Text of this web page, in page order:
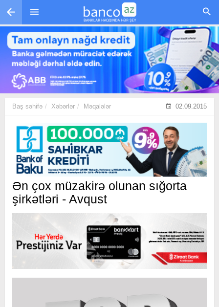
Skip to main content
Baş səhifə Xəbərlər Məqalələr 02.09.2015
Ən çox müzakirə olunan sığorta
şirkətləri - Avqust